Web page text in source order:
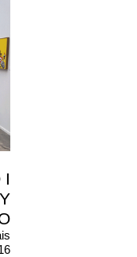
I